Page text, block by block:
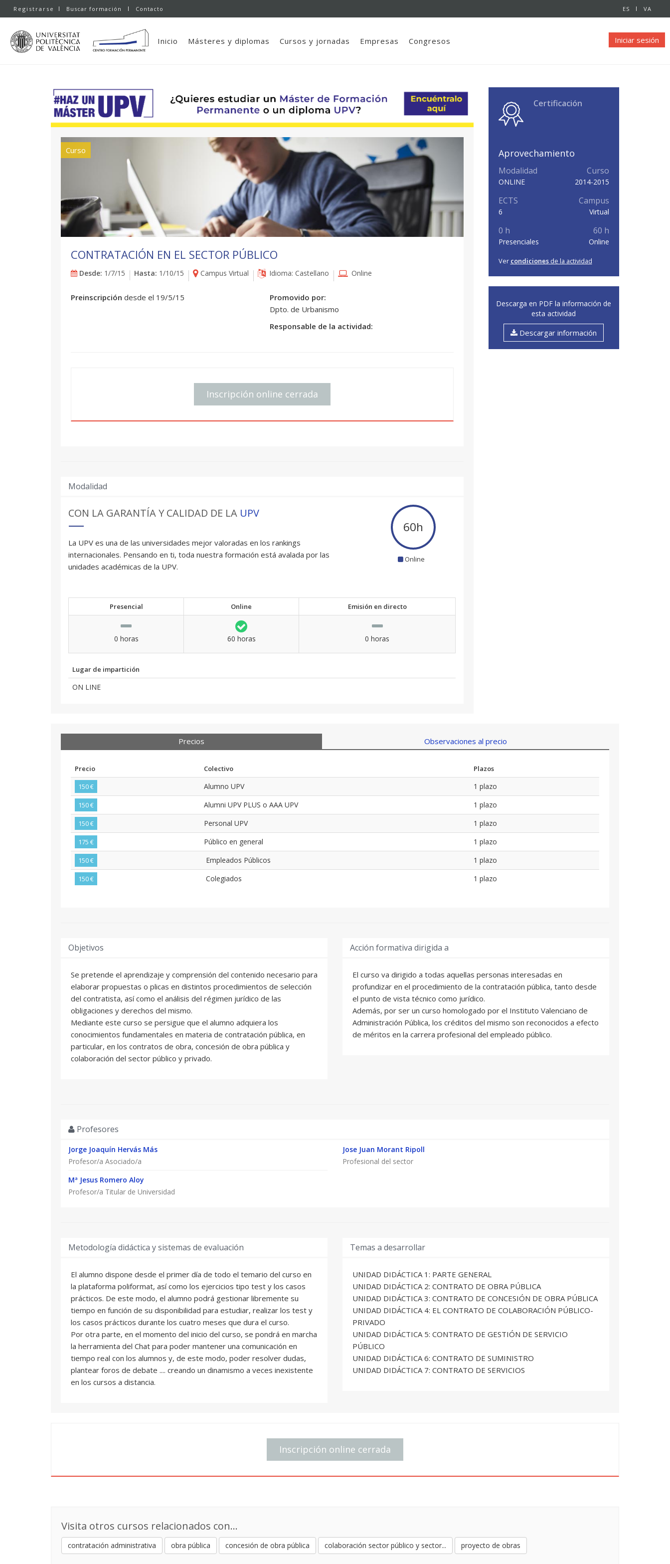
Registrarse Buscar formación Contacto ES VA
Iniciar sesión
Inicio Másteres y diplomas Cursos y jornadas Empresas Congresos
Curso
CONTRATACIÓN EN EL SECTOR PÚBLICO
Desde: 1/7/15 Hasta: 1/10/15 Campus Virtual Idioma: Castellano Online
Preinscripción desde el 19/5/15
Promovido por:
Dpto. de Urbanismo
Responsable de la actividad:
Inscripción online cerrada
Modalidad
CON LA GARANTÍA Y CALIDAD DE LA UPV
La UPV es una de las universidades mejor valoradas en los rankings
internacionales. Pensando en ti, toda nuestra formación está avalada por las
unidades académicas de la UPV.
60h
Online
Presencial Online Emisión en directo
0 horas 60 horas 0 horas
Lugar de impartición
ON LINE
Certificación
Aprovechamiento
Modalidad
ONLINE
Curso
2014-2015
ECTS
6
Campus
Virtual
0 h
Presenciales
60 h
Online
Ver condicionesde la actividad
Descarga en PDF la información de
esta actividad
Descargar información
Precios Observaciones al precio
Precio Colectivo
Plazos
150 €
Alumno UPV 1 plazo
150 € Alumni UPV PLUS o AAA UPV 1 plazo
150 € Personal UPV 1 plazo
175 € Público en general 1 plazo
150 € Empleados Públicos 1 plazo
150 € Colegiados 1 plazo
Objetivos
Se pretende el aprendizaje y comprensión del contenido necesario para
elaborar propuestas o plicas en distintos procedimientos de selección
del contratista, así como el análisis del régimen jurídico de las
obligaciones y derechos del mismo.
Mediante este curso se persigue que el alumno adquiera los
conocimientos fundamentales en materia de contratación pública, en
particular, en los contratos de obra, concesión de obra pública y
colaboración del sector público y privado.
Acción formativa dirigida a
El curso va dirigido a todas aquellas personas interesadas en
profundizar en el procedimiento de la contratación pública, tanto desde
el punto de vista técnico como jurídico.
Además, por ser un curso homologado por el Instituto Valenciano de
Administración Pública, los créditos del mismo son reconocidos a efecto
de méritos en la carrera profesional del empleado público.
Profesores
Jorge Joaquín Hervás Más
Profesor/a Asociado/a
Mª Jesus Romero Aloy
Profesor/a Titular de Universidad
Jose Juan Morant Ripoll
Profesional del sector
Metodología didáctica y sistemas de evaluación
El alumno dispone desde el primer día de todo el temario del curso en
la plataforma poliformat, así como los ejercicios tipo test y los casos
prácticos. De este modo, el alumno podrá gestionar libremente su
tiempo en función de su disponibilidad para estudiar, realizar los test y
los casos prácticos durante los cuatro meses que dura el curso.
Por otra parte, en el momento del inicio del curso, se pondrá en marcha
la herramienta del Chat para poder mantener una comunicación en
tiempo real con los alumnos y, de este modo, poder resolver dudas,
plantear foros de debate .... creando un dinamismo a veces inexistente
en los cursos a distancia.
Temas a desarrollar
UNIDAD DIDÁCTICA 1: PARTE GENERAL
UNIDAD DIDÁCTICA 2: CONTRATO DE OBRA PÚBLICA
UNIDAD DIDÁCTICA 3: CONTRATO DE CONCESIÓN DE OBRA PÚBLICA
UNIDAD DIDÁCTICA 4: EL CONTRATO DE COLABORACIÓN PÚBLICO-
PRIVADO
UNIDAD DIDÁCTICA 5: CONTRATO DE GESTIÓN DE SERVICIO
PÚBLICO
UNIDAD DIDÁCTICA 6: CONTRATO DE SUMINISTRO
UNIDAD DIDÁCTICA 7: CONTRATO DE SERVICIOS
Inscripción online cerrada
Visita otros cursos relacionados con...
contratación administrativa obra pública concesión de obra pública colaboración sector público y sector... proyecto de obras